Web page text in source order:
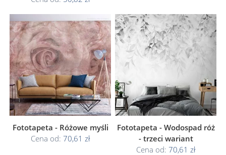
Fototapeta - Różowe myśli
Cena od: 70,61 zł
Fototapeta - Wodospad róż
- trzeci wariant
Cena od: 70,61 zł